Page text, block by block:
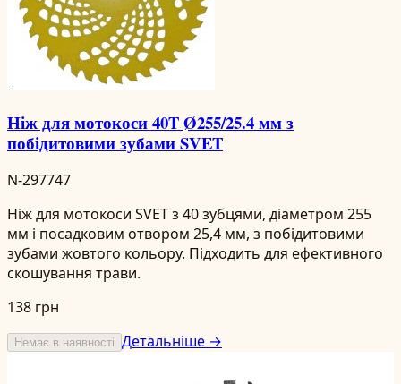
Ніж для мотокоси 40T Ø255/25.4 мм з
побідитовими зубами SVET
N-297747
Ніж для мотокоси SVET з 40 зубцями, діаметром 255
мм і посадковим отвором 25,4 мм, з побідитовими
зубами жовтого кольору. Підходить для ефективного
скошування трави.
138 грн
Немає в наявності Детальніше →